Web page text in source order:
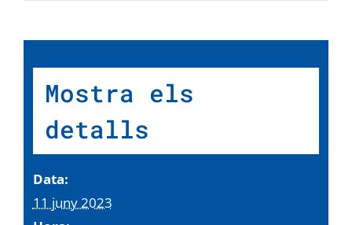
Mostra els
detalls
Data:
11 juny 2023